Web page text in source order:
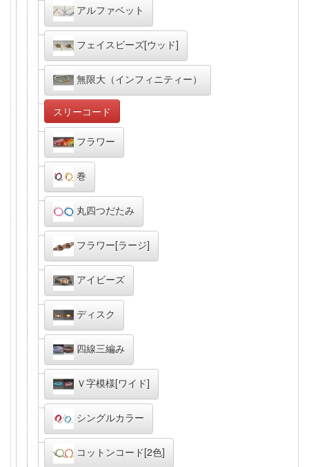
アルファベット
フェイスビーズ[ウッド]
無限大（インフィニティー）
スリーコード
フラワー
巻
丸四つだたみ
フラワー[ラージ]
アイビーズ
ディスク
四線三編み
Ｖ字模様[ワイド]
シングルカラー
コットンコード[2色]